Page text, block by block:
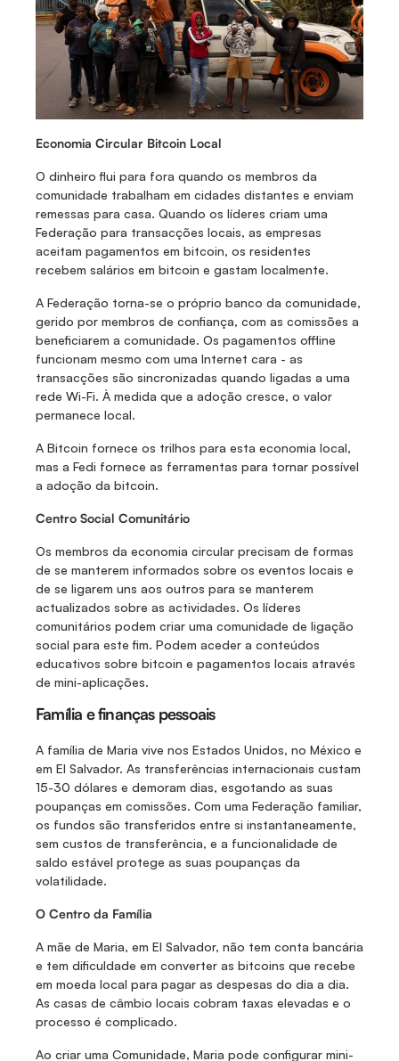
Economia Circular Bitcoin Local
O dinheiro flui para fora quando os membros da
comunidade trabalham em cidades distantes e enviam
remessas para casa. Quando os líderes criam uma
Federação para transacções locais, as empresas
aceitam pagamentos em bitcoin, os residentes
recebem salários em bitcoin e gastam localmente.
A Federação torna-se o próprio banco da comunidade,
gerido por membros de confiança, com as comissões a
beneficiarem a comunidade. Os pagamentos offline
funcionam mesmo com uma Internet cara - as
transacções são sincronizadas quando ligadas a uma
rede Wi-Fi. À medida que a adoção cresce, o valor
permanece local.
A Bitcoin fornece os trilhos para esta economia local,
mas a Fedi fornece as ferramentas para tornar possível
a adoção da bitcoin.
Centro Social Comunitário
Os membros da economia circular precisam de formas
de se manterem informados sobre os eventos locais e
de se ligarem uns aos outros para se manterem
actualizados sobre as actividades. Os líderes
comunitários podem criar uma comunidade de ligação
social para este fim. Podem aceder a conteúdos
educativos sobre bitcoin e pagamentos locais através
de mini-aplicações.
Família e finanças pessoais
A família de Maria vive nos Estados Unidos, no México e
em El Salvador. As transferências internacionais custam
15-30 dólares e demoram dias, esgotando as suas
poupanças em comissões. Com uma Federação familiar,
os fundos são transferidos entre si instantaneamente,
sem custos de transferência, e a funcionalidade de
saldo estável protege as suas poupanças da
volatilidade.
O Centro da Família
A mãe de Maria, em El Salvador, não tem conta bancária
e tem dificuldade em converter as bitcoins que recebe
em moeda local para pagar as despesas do dia a dia.
As casas de câmbio locais cobram taxas elevadas e o
processo é complicado.
Ao criar uma Comunidade, Maria pode configurar mini-